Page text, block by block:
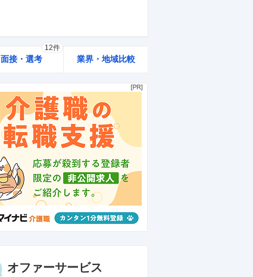
面接・選考
12件
業界・地域比較
オファーサービス